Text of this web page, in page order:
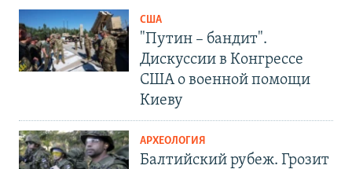
США
"Путин – бандит".
Дискуссии в Конгрессе
США о военной помощи
Киеву
АРХЕОЛОГИЯ
Балтийский рубеж. Грозит